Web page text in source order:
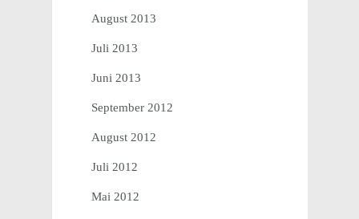
August 2013
Juli 2013
Juni 2013
September 2012
August 2012
Juli 2012
Mai 2012